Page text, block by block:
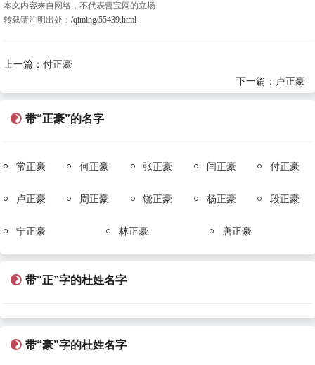
本文内容来自网络，不代表曹宝网的立场
转载请注明出处： /qiming/55439.html
上一篇： 付正豪
下一篇： 卢正豪
带“正豪”的名字
常正豪 何正豪 张正豪 闫正豪 付正豪
卢正豪 周正豪 饶正豪 杨正豪 段正豪
宁正豪 林正豪 唐正豪
带“正”字的杜姓名字
带“豪”字的杜姓名字